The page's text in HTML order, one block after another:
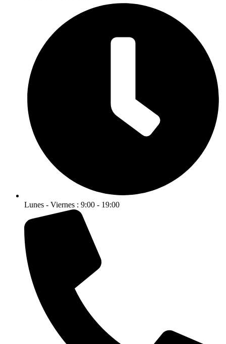
Lunes - Viernes : 9:00 - 19:00